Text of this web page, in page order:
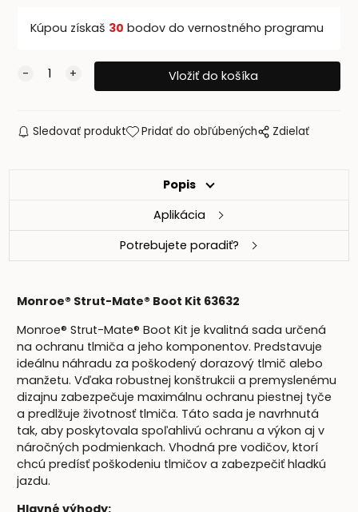
Kúpou získaš 30 bodov do vernostného programu
Sledovať produkt Pridať do obľúbených Zdielať
Popis
Aplikácia
Potrebujete poradiť?
Monroe® Strut-Mate® Boot Kit 63632
Monroe® Strut-Mate® Boot Kit je kvalitná sada určená
na ochranu tlmiča a jeho komponentov. Predstavuje
ideálnu náhradu za poškodený dorazový tlmič alebo
manžetu. Vďaka robustnej konštrukcii a premyslenému
dizajnu zabezpečuje maximálnu ochranu piestnej tyče
a predlžuje životnosť tlmiča. Táto sada je navrhnutá
tak, aby poskytovala spoľahlivú ochranu a výkon aj v
náročných podmienkach. Vhodná pre vodičov, ktorí
chcú predísť poškodeniu tlmičov a zabezpečiť hladkú
jazdu.
Hlavné výhody: